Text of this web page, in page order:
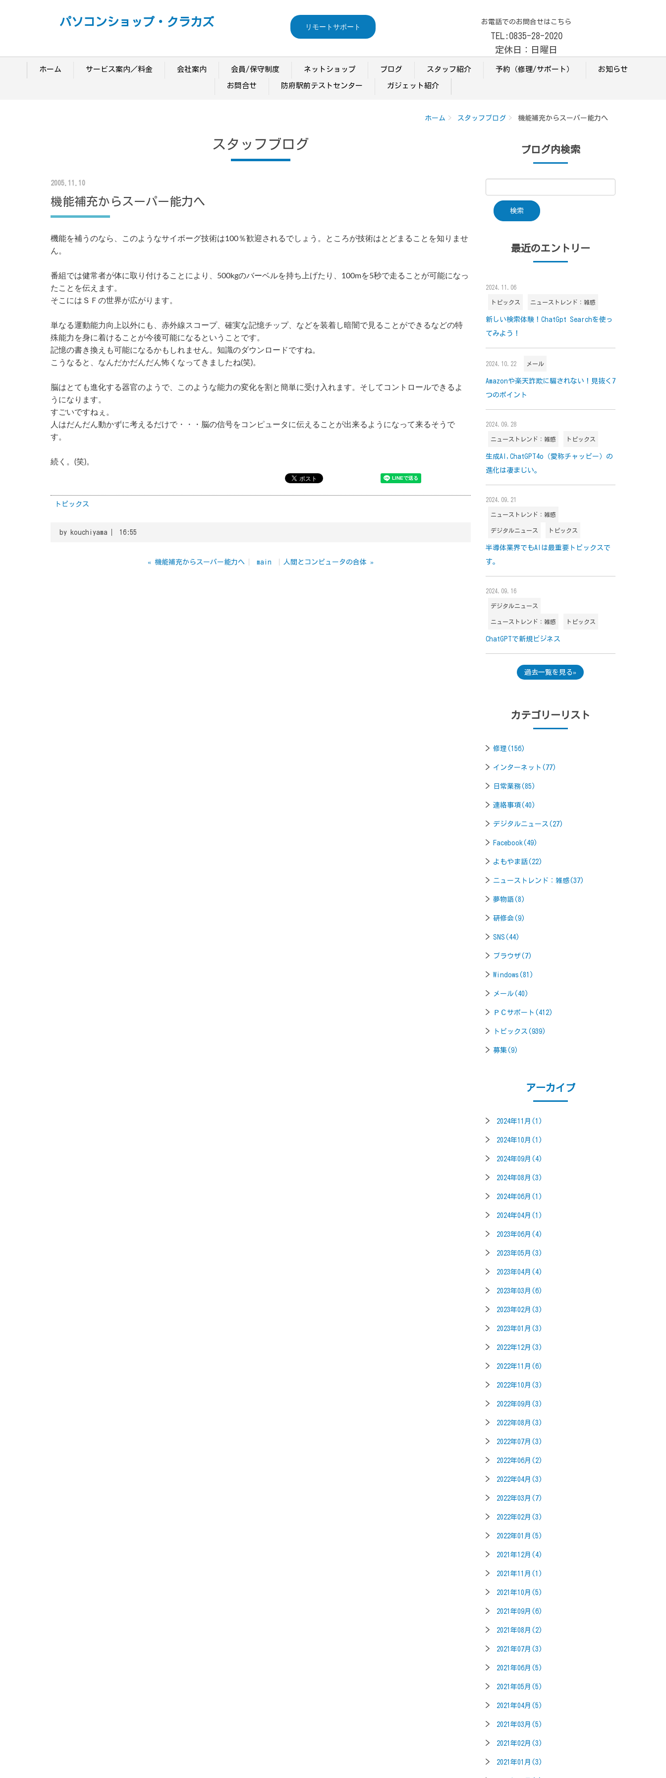
パソコンショップ・クラカズ リモートサポート
お電話でのお問合せはこちら
TEL:0835-28-2020
定休日：日曜日
ホーム サービス案内／料金 会社案内 会員/保守制度 ネットショップ ブログ スタッフ紹介 予約（修理/サポート） お知らせ
お問合せ 防府駅前テストセンター ガジェット紹介
ホーム スタッフブログ 機能補充からスーパー能力へ
スタッフブログ
2005.11.10
機能補充からスーパー能力へ
機能を補うのなら、このようなサイボーグ技術は100％歓迎されるでしょう。ところが技術はとどまることを知りませ
ん。
番組では健常者が体に取り付けることにより、500kgのバーベルを持ち上げたり、100mを5秒で走ることが可能になっ
たことを伝えます。
そこにはＳＦの世界が広がります。
単なる運動能力向上以外にも、赤外線スコープ、確実な記憶チップ、などを装着し暗闇で見ることができるなどの特
殊能力を身に着けることが今後可能になるということです。
記憶の書き換えも可能になるかもしれません。知識のダウンロードですね。
こうなると、なんだかだんだん怖くなってきましたね(笑)。
脳はとても進化する器官のようで、このような能力の変化を割と簡単に受け入れます。そしてコントロールできるよ
うになります。
すごいですねぇ。
人はだんだん動かずに考えるだけで・・・脳の信号をコンピュータに伝えることが出来るようになって来るそうで
す。
続く。(笑)。
トピックス
by kouchiyama 16:55
« 機能補充からスーパー能力へ main 人間とコンピュータの合体 »
ブログ内検索
最近のエントリー
2024.11.06
トピックス ニューストレンド：雑感
新しい検索体験！ChatGpt Searchを使っ
てみよう！
2024.10.22 メール
Amazonや楽天詐欺に騙されない！見抜く7
つのポイント
2024.09.28
ニューストレンド：雑感 トピックス
生成AI,ChatGPT4o（愛称チャッピー）の
進化は凄まじい。
2024.09.21
ニューストレンド：雑感
デジタルニュース トピックス
半導体業界でもAIは最重要トピックスで
す。
2024.09.16
デジタルニュース
ニューストレンド：雑感 トピックス
ChatGPTで新規ビジネス
過去一覧を見る
カテゴリーリスト
修理(156)
インターネット(77)
日常業務(85)
連絡事項(40)
デジタルニュース(27)
Facebook(49)
よもやま話(22)
ニューストレンド：雑感(37)
夢物語(8)
研修会(9)
SNS(44)
ブラウザ(7)
Windows(81)
メール(40)
ＰＣサポート(412)
トピックス(939)
募集(9)
アーカイブ
2024年11月(1)
2024年10月(1)
2024年09月(4)
2024年08月(3)
2024年06月(1)
2024年04月(1)
2023年06月(4)
2023年05月(3)
2023年04月(4)
2023年03月(6)
2023年02月(3)
2023年01月(3)
2022年12月(3)
2022年11月(6)
2022年10月(3)
2022年09月(3)
2022年08月(3)
2022年07月(3)
2022年06月(2)
2022年04月(3)
2022年03月(7)
2022年02月(3)
2022年01月(5)
2021年12月(4)
2021年11月(1)
2021年10月(5)
2021年09月(6)
2021年08月(2)
2021年07月(3)
2021年06月(5)
2021年05月(5)
2021年04月(5)
2021年03月(5)
2021年02月(3)
2021年01月(3)